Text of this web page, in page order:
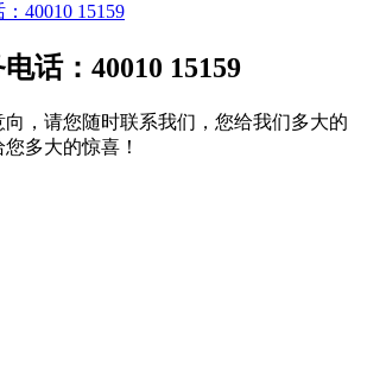
40010 15159
话：40010 15159
向，请您随时联系我们，您给我们多大的
多大的惊喜！